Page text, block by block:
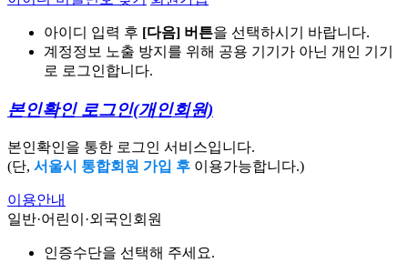
아이디 입력 후 [다음] 버튼을 선택하시기 바랍니다.
계정정보 노출 방지를 위해 공용 기기가 아닌 개인 기기
로 로그인합니다.
본인확인 로그인(개인회원)
본인확인을 통한 로그인 서비스입니다.
(단, 서울시 통합회원 가입 후 이용가능합니다.)
이용안내
일반·어린이·외국인회원
인증수단을 선택해 주세요.